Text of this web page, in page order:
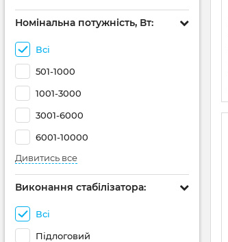
Номінальна потужність, Вт:
Всі
501-1000
1001-3000
3001-6000
6001-10000
Дивитись все
Виконання стабілізатора:
Всі
Підлоговий